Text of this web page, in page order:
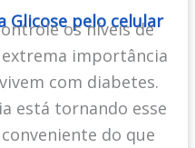
Glicose pelo celular
os níveis de
extrema importância
com diabetes.
está tornando esse
do que